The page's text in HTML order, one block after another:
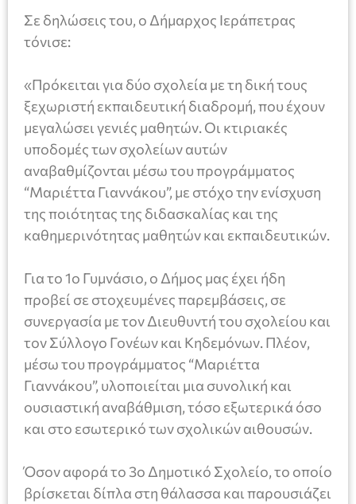
Σε δηλώσεις του, ο Δήμαρχος Ιεράπετρας
τόνισε:
«Πρόκειται για δύο σχολεία με τη δική τους
ξεχωριστή εκπαιδευτική διαδρομή, που έχουν
μεγαλώσει γενιές μαθητών. Οι κτιριακές
υποδομές των σχολείων αυτών
αναβαθμίζονται μέσω του προγράμματος
“Μαριέττα Γιαννάκου”, με στόχο την ενίσχυση
της ποιότητας της διδασκαλίας και της
καθημερινότητας μαθητών και εκπαιδευτικών.
Για το 1ο Γυμνάσιο, ο Δήμος μας έχει ήδη
προβεί σε στοχευμένες παρεμβάσεις, σε
συνεργασία με τον Διευθυντή του σχολείου και
τον Σύλλογο Γονέων και Κηδεμόνων. Πλέον,
μέσω του προγράμματος “Μαριέττα
Γιαννάκου”, υλοποιείται μια συνολική και
ουσιαστική αναβάθμιση, τόσο εξωτερικά όσο
και στο εσωτερικό των σχολικών αιθουσών.
Όσον αφορά το 3ο Δημοτικό Σχολείο, το οποίο
βρίσκεται δίπλα στη θάλασσα και παρουσιάζει